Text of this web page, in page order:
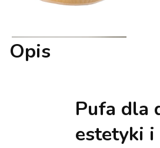
Opis
Pufa dla
estetyki i